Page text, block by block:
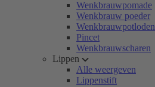
Wenkbrauwpomade
Wenkbrauw poeder
Wenkbrauwpotloden
Pincet
Wenkbrauwscharen
Lippen
Alle weergeven
Lippenstift